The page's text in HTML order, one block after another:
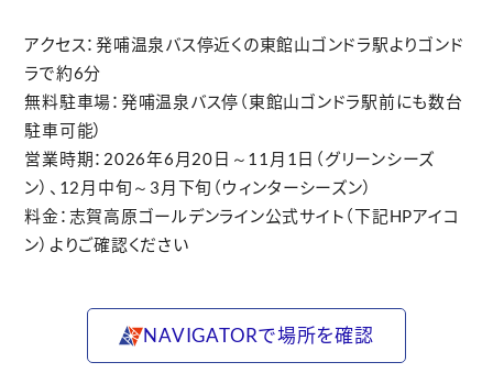
アクセス：発哺温泉バス停近くの東館山ゴンドラ駅よりゴンド
ラで約6分
無料駐車場：発哺温泉バス停（東館山ゴンドラ駅前にも数台
駐車可能）
営業時期：2026年6月20日～11月1日（グリーンシーズ
ン）、12月中旬～3月下旬（ウィンターシーズン）
料金：志賀高原ゴールデンライン公式サイト（下記HPアイコ
ン）よりご確認ください
NAVIGATORで場所を確認